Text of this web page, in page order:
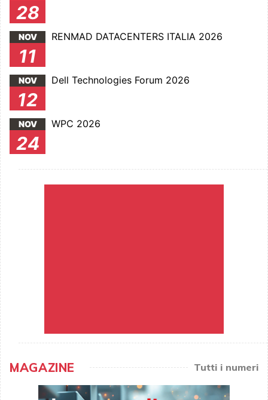
28
NOV
11
RENMAD DATACENTERS ITALIA 2026
NOV
12
Dell Technologies Forum 2026
NOV
24
WPC 2026
MAGAZINE Tutti i numeri